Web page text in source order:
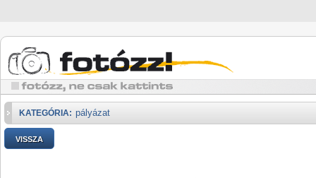
KATEGÓRIA: pályázat
VISSZA